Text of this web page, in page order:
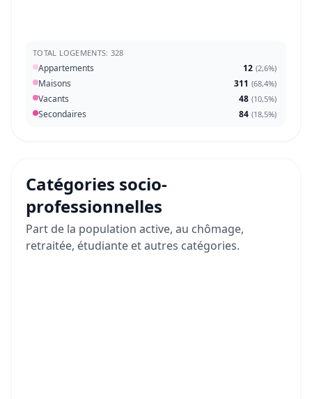
TOTAL LOGEMENTS: 328
Appartements 12 (2,6%)
Maisons 311 (68,4%)
Vacants 48 (10,5%)
Secondaires 84 (18,5%)
Catégories socio-
professionnelles
Part de la population active, au chômage,
retraitée, étudiante et autres catégories.